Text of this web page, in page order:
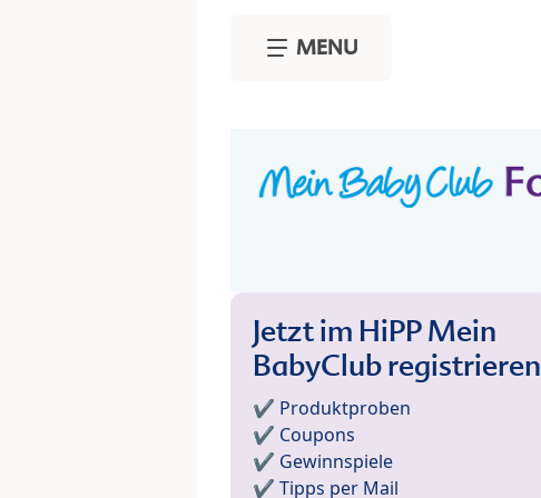
MENU
Jetzt im HiPP Mein
BabyClub registrieren
✔️ Produktproben
✔️ Coupons
✔️ Gewinnspiele
✔️ Tipps per Mail